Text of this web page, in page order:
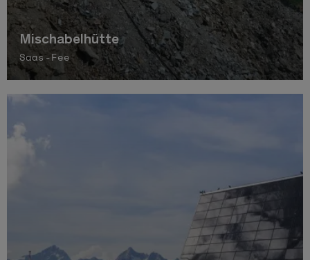
Mischabelhütte
Saas-Fee